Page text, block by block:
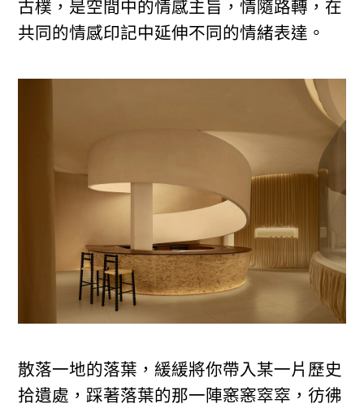
古樸，是空間中的情感主旨，情隨路轉，在
共同的情感印記中延伸不同的情緒表達。
散落一地的落葉，緩緩將你帶入某一片歷史
拾遺處，踩著落葉的那一陣窸窸窣窣，彷彿